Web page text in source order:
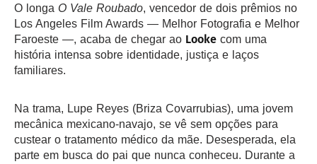
O longa O Vale Roubado, vencedor de dois prêmios no
Los Angeles Film Awards — Melhor Fotografia e Melhor
Faroeste —, acaba de chegar ao Looke com uma
história intensa sobre identidade, justiça e laços
familiares.
Na trama, Lupe Reyes (Briza Covarrubias), uma jovem
mecânica mexicano-navajo, se vê sem opções para
custear o tratamento médico da mãe. Desesperada, ela
parte em busca do pai que nunca conheceu. Durante a